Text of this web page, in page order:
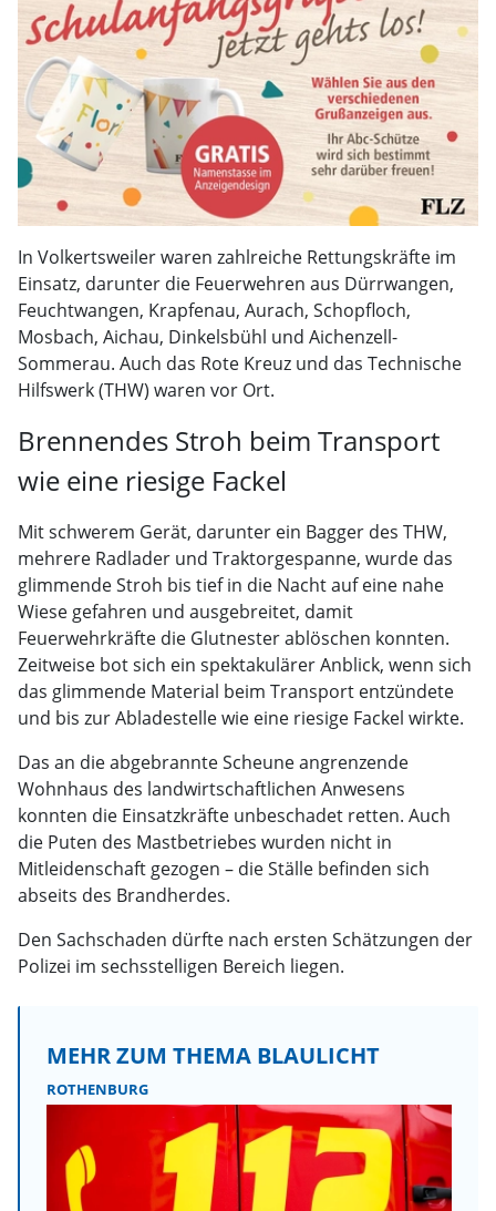
In Volkertsweiler waren zahlreiche Rettungskräfte im
Einsatz, darunter die Feuerwehren aus Dürrwangen,
Feuchtwangen, Krapfenau, Aurach, Schopfloch,
Mosbach, Aichau, Dinkelsbühl und Aichenzell-
Sommerau. Auch das Rote Kreuz und das Technische
Hilfswerk (THW) waren vor Ort.
Brennendes Stroh beim Transport
wie eine riesige Fackel
Mit schwerem Gerät, darunter ein Bagger des THW,
mehrere Radlader und Traktorgespanne, wurde das
glimmende Stroh bis tief in die Nacht auf eine nahe
Wiese gefahren und ausgebreitet, damit
Feuerwehrkräfte die Glutnester ablöschen konnten.
Zeitweise bot sich ein spektakulärer Anblick, wenn sich
das glimmende Material beim Transport entzündete
und bis zur Abladestelle wie eine riesige Fackel wirkte.
Das an die abgebrannte Scheune angrenzende
Wohnhaus des landwirtschaftlichen Anwesens
konnten die Einsatzkräfte unbeschadet retten. Auch
die Puten des Mastbetriebes wurden nicht in
Mitleidenschaft gezogen – die Ställe befinden sich
abseits des Brandherdes.
Den Sachschaden dürfte nach ersten Schätzungen der
Polizei im sechsstelligen Bereich liegen.
MEHR ZUM THEMA BLAULICHT
ROTHENBURG